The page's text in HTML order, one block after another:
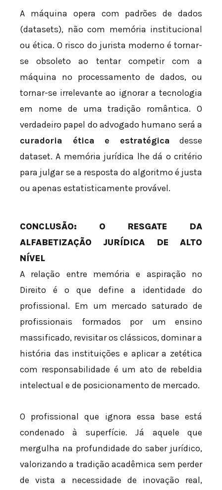
A máquina opera com padrões de dados
(datasets), não com memória institucional
ou ética. O risco do jurista moderno é tornar-
se obsoleto ao tentar competir com a
máquina no processamento de dados, ou
tornar-se irrelevante ao ignorar a tecnologia
em nome de uma tradição romântica. O
verdadeiro papel do advogado humano será a
curadoria ética e estratégica desse
dataset. A memória jurídica lhe dá o critério
para julgar se a resposta do algoritmo é justa
ou apenas estatisticamente provável.
CONCLUSÃO: O RESGATE DA
ALFABETIZAÇÃO JURÍDICA DE ALTO
NÍVEL
A relação entre memória e aspiração no
Direito é o que define a identidade do
profissional. Em um mercado saturado de
profissionais formados por um ensino
massificado, revisitar os clássicos, dominar a
história das instituições e aplicar a zetética
com responsabilidade é um ato de rebeldia
intelectual e de posicionamento de mercado.
O profissional que ignora essa base está
condenado à superfície. Já aquele que
mergulha na profundidade do saber jurídico,
valorizando a tradição acadêmica sem perder
de vista a necessidade de inovação real,